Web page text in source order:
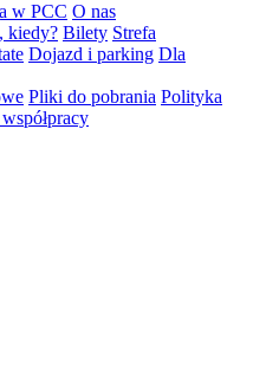
w PCC O nas
kiedy? Bilety Strefa
Dojazd i parking Dla
Pliki do pobrania Polityka